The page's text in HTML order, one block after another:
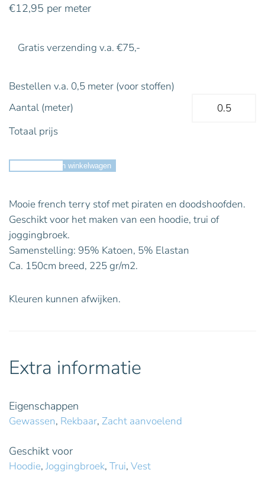
€12,95 per meter
Gratis verzending v.a. €75,-
Bestellen v.a. 0,5 meter (voor stoffen)
Aantal (meter)
Totaal prijs
Toevoegen aan winkelwagen
Mooie french terry stof met piraten en doodshoofden.
Geschikt voor het maken van een hoodie, trui of
joggingbroek.
Samenstelling: 95% Katoen, 5% Elastan
Ca. 150cm breed, 225 gr/m2.
Kleuren kunnen afwijken.
Extra informatie
Eigenschappen
Gewassen, Rekbaar, Zacht aanvoelend
Geschikt voor
Hoodie, Joggingbroek, Trui, Vest